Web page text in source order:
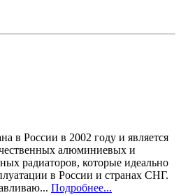
в России в 2002 году и является
алюминиевых и
радиаторов, которые идеально
в России и странах СНГ.
Подробнее...